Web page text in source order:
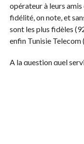
opérateur à leurs
fidélité, on note, et
sont les plus fidèles
enfin Tunisie Telecom
A la question quel